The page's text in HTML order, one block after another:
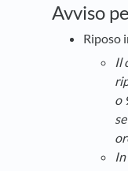
Avviso
Riposo
Il
o